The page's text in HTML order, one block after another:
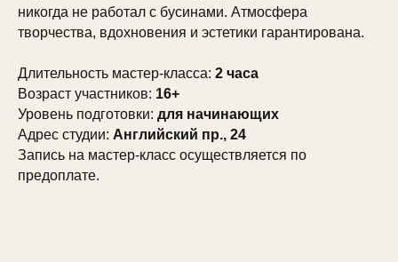
никогда не работал с бусинами. Атмосфера
творчества, вдохновения и эстетики гарантирована.
Длительность мастер-класса: 2 часа
Возраст участников: 16+
Уровень подготовки: для начинающих
Адрес студии: Английский пр., 24
Запись на мастер-класс осуществляется по
предоплате.